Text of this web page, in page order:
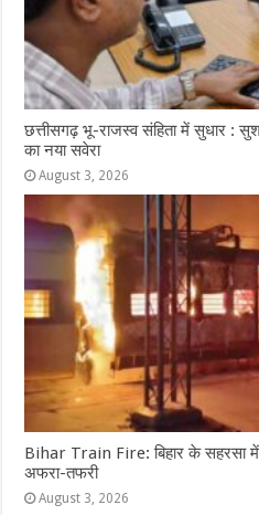
छत्तीसगढ़ भू-राजस्व संहिता में सुधार :
का नया सवेरा
August 3, 2026
Bihar Train Fire: बिहार के सहरसा
अफरा-तफरी
August 3, 2026